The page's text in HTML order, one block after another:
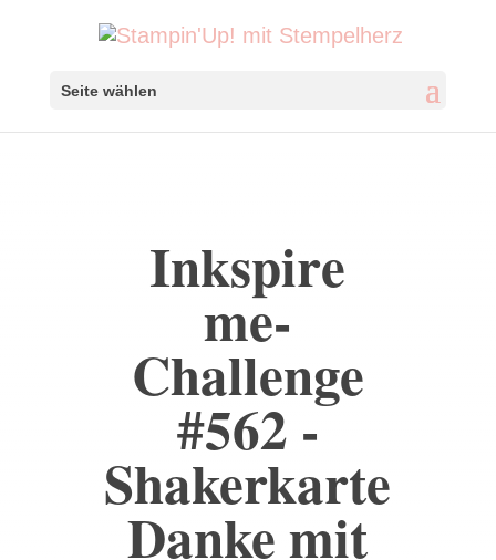
Seite wählen
Inkspire
me-
Challenge
#562 -
Shakerkarte
Danke mit